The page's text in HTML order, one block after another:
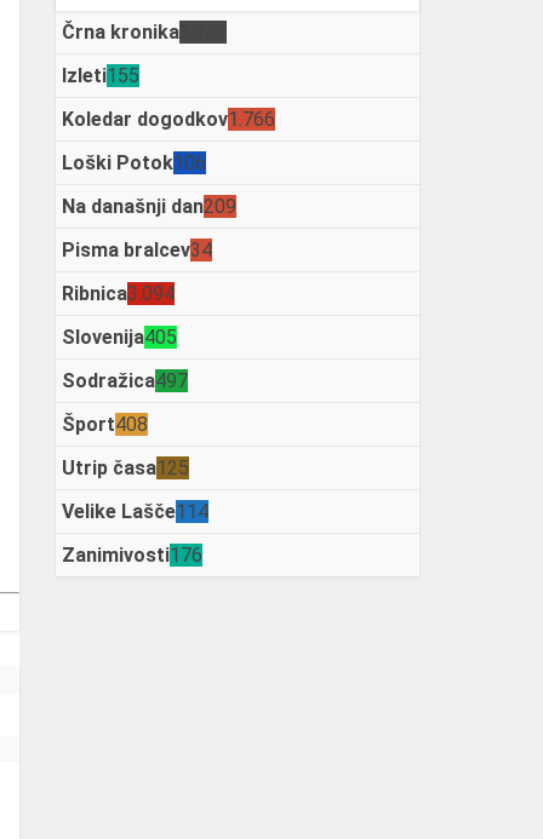
Črna kronika
Izleti155
Koledar dogodkov1.766
Loški Potok106
Na današnji dan209
Pisma bralcev34
Ribnica3.094
Slovenija405
Sodražica497
Šport408
Utrip časa125
Velike Lašče114
Zanimivosti176